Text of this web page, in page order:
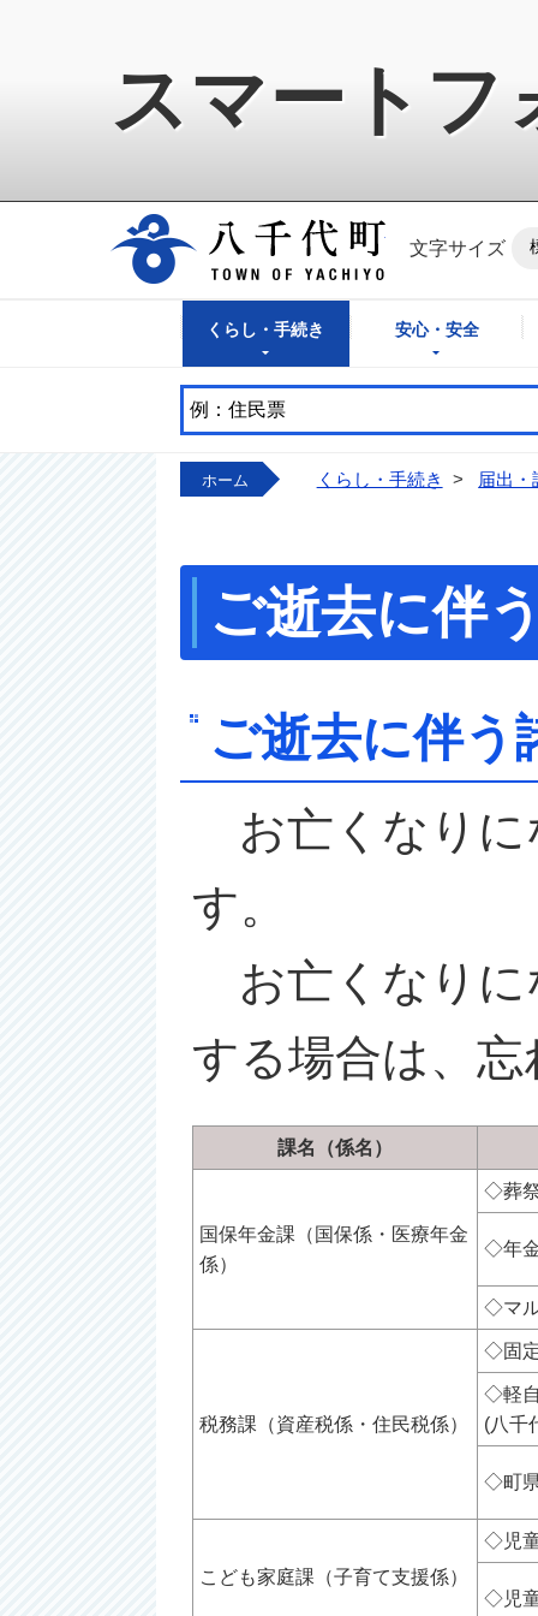
スマートフ
八千代町公式ホ
文字サイズ
くらし・手続き 安心・安全
ホーム くらし・手続き > 届出・
ご逝去に伴
ご逝去に伴う
お亡くなりに
す。
お亡くなりに
する場合は、
課名（係名）
国保年金課（国保係・医療年金
係）
◇葬
◇年
◇マ
税務課（資産税係・住民税係）
◇固
◇軽
(八千
◇町
こども家庭課（子育て支援係）
◇児
◇児